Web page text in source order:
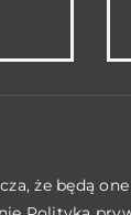
że będą